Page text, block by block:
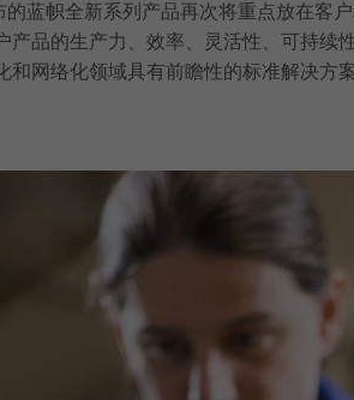
蓝帜全新系列产品再次将重点放在客
产品的生产力、效率、灵活性、可持
网络化领域具有前瞻性的标准解决方案